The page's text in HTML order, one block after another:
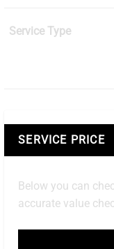
Service Type
SERVICE PRICE
Below you can
accurate value